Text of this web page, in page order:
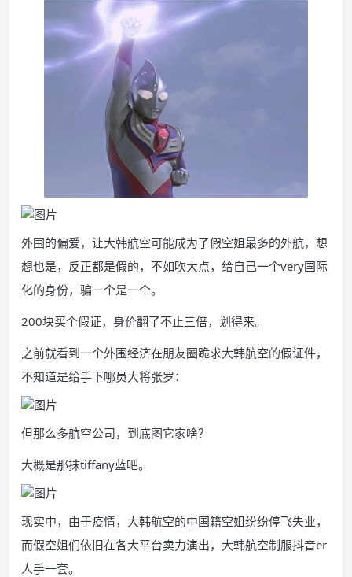
外围的偏爱，让大韩航空可能成为了假空姐最多的外航，想
想也是，反正都是假的，不如吹大点，给自己一个very国际
化的身份，骗一个是一个。
200块买个假证，身价翻了不止三倍，划得来。
之前就看到一个外围经济在朋友圈跪求大韩航空的假证件，
不知道是给手下哪员大将张罗：
但那么多航空公司，到底图它家啥？
大概是那抹tiffany蓝吧。
现实中，由于疫情，大韩航空的中国籍空姐纷纷停飞失业，
而假空姐们依旧在各大平台卖力演出，大韩航空制服抖音er
人手一套。